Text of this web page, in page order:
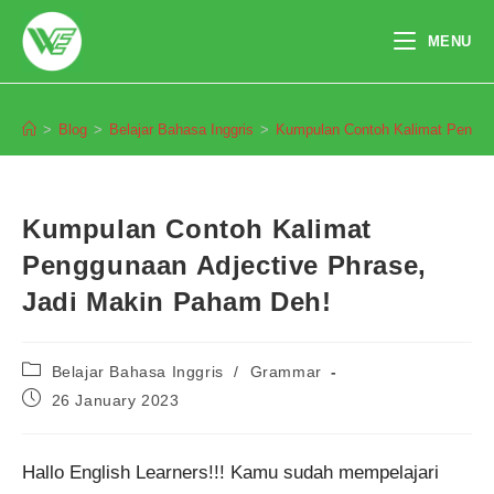
content
MENU
> Blog > Belajar Bahasa Inggris > Kumpulan Contoh Kalimat
Kumpulan Contoh Kalimat
Penggunaan Adjective Phrase,
Jadi Makin Paham Deh!
Post
category:
Belajar Bahasa Inggris /
Grammar
Post26 January 2023
Hallo English Learners!!! Kamu sudah mempelajari